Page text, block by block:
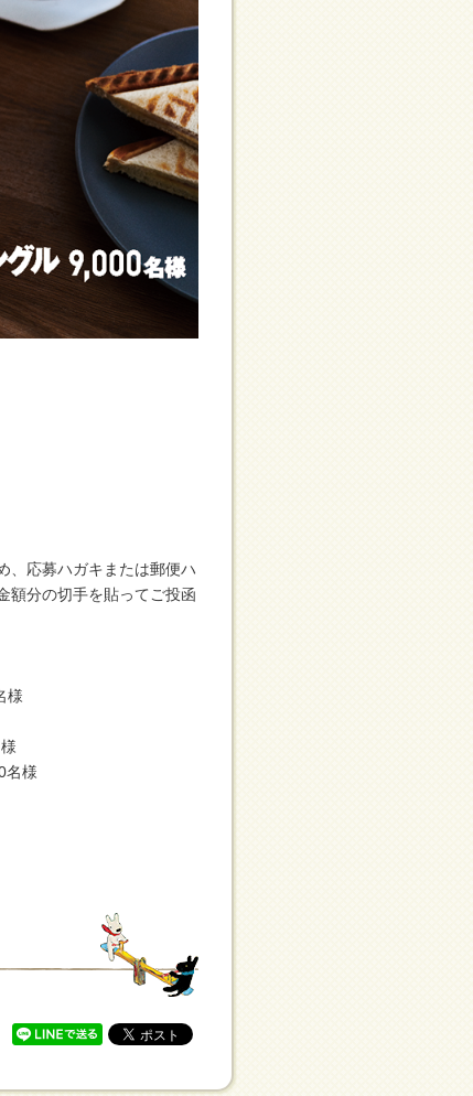
、応募ハガキまたは郵便ハ
額分の切手を貼ってご投函
様
名様